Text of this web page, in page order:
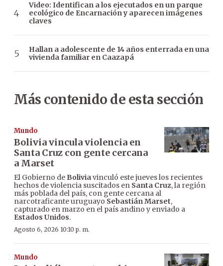
Video: Identifican a los ejecutados en un parque
ecológico de Encarnación y aparecen imágenes
claves
Hallan a adolescente de 14 años enterrada en una
vivienda familiar en Caazapá
Más contenido de esta sección
Mundo
Bolivia vincula violencia en
Santa Cruz con gente cercana
a Marset
El Gobierno de Boliviavinculó este jueves los recientes
hechos de violencia suscitados en Santa Cruz, la región
más poblada del país, con gente cercana al
narcotraficante uruguayo Sebastián Marset,
capturado en marzo en el país andino y enviado a
Estados Unidos.
Agosto 6, 2026 10:10 p. m.
Mundo